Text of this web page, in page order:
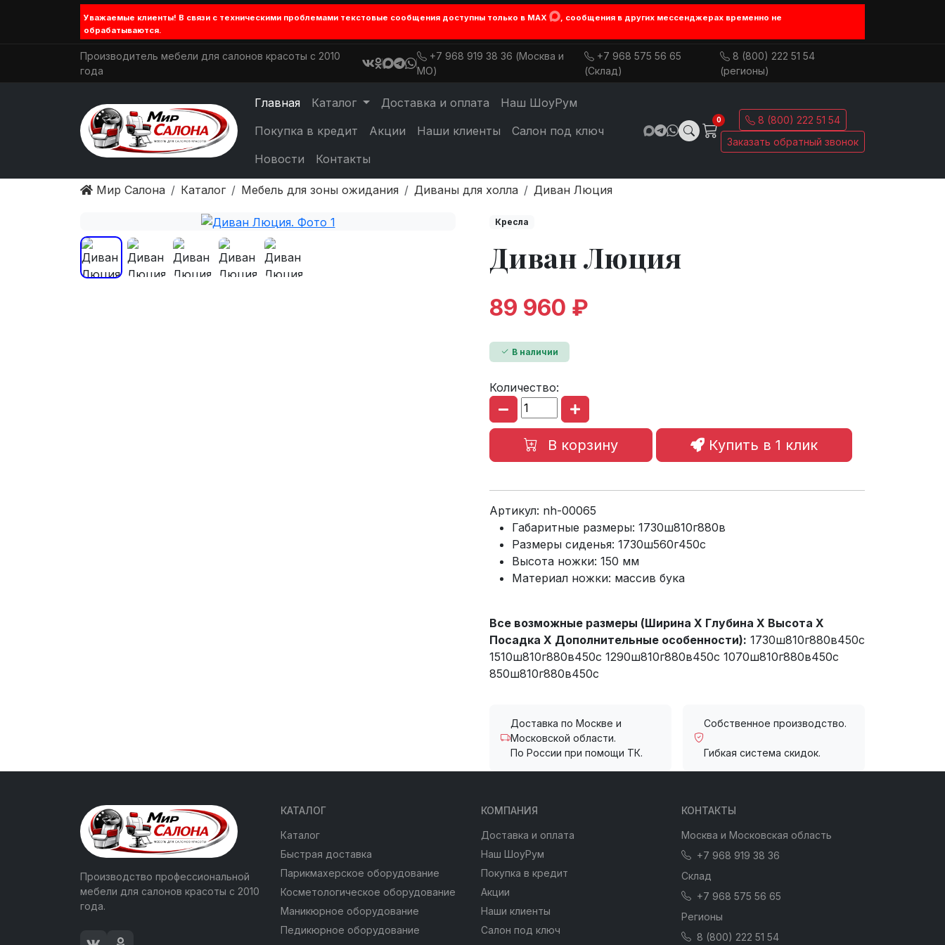
Уважаемые клиенты! В связи с техническими проблемами текстовые сообщения доступны только в MAX
, сообщения в других мессенджерах временно не
обрабатываются.
Производитель мебели для салонов красоты с 2010
года
+7 968 919 38 36 (Москва и
МО)
+7 968 575 56 65
(Склад)
8 (800) 222 51 54
(регионы)
Главная Каталог Доставка и оплата
Наш ШоуРум
Покупка в кредит
Акции Наши клиенты
Салон под ключ
Новости
Контакты
0
8 (800) 222 51 54
Заказать обратный звонок
Мир Салона Каталог Мебель для зоны ожидания Диваны для холла Диван Люция
Кресла
Диван Люция
89 960 ₽
В наличии
Количество:
В корзину Купить в 1 клик
Артикул: nh-00065
Габаритные размеры: 1730ш810г880в
Размеры сиденья: 1730ш560г450с
Высота ножки: 150 мм
Материал ножки: массив бука
Все возможные размеры (Ширина X Глубина X Высота X
Посадка X Дополнительные особенности): 1730ш810г880в450с
1510ш810г880в450с 1290ш810г880в450с 1070ш810г880в450с
850ш810г880в450с
Доставка по Москве и
Московской области.
По России при помощи ТК.
Собственное производство.
Гибкая система скидок.
Производство профессиональной
мебели для салонов красоты с 2010
года.
КАТАЛОГ
Каталог
Быстрая доставка
Парикмахерское оборудование
Косметологическое оборудование
Маникюрное оборудование
Педикюрное оборудование
КОМПАНИЯ
Доставка и оплата
Наш ШоуРум
Покупка в кредит
Акции
Наши клиенты
Салон под ключ
КОНТАКТЫ
Москва и Московская область
+7 968 919 38 36
Склад
+7 968 575 56 65
Регионы
8 (800) 222 51 54